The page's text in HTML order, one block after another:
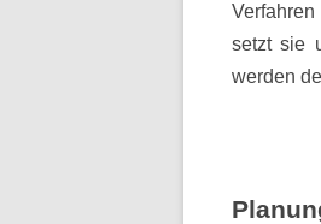
setzt sie
werden